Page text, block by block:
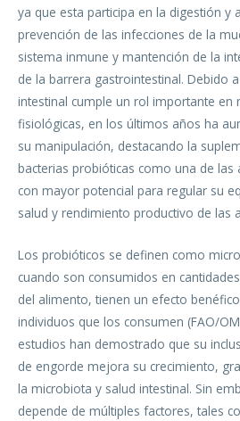
ya que esta participa en la digestión y
prevención de las infecciones de la
sistema inmune y mantención de la
de la barrera gastrointestinal. Debido
intestinal cumple un rol importante en
fisiológicas, en los últimos años ha
su manipulación, destacando la
bacterias probióticas como una de las
con mayor potencial para regular su
salud y rendimiento productivo de las
Los probióticos se definen como
cuando son consumidos en
del alimento, tienen un efecto
individuos que los consumen (FAO/
estudios han demostrado que su
de engorde mejora su crecimiento,
la microbiota y salud intestinal. Sin
depende de múltiples factores, tales